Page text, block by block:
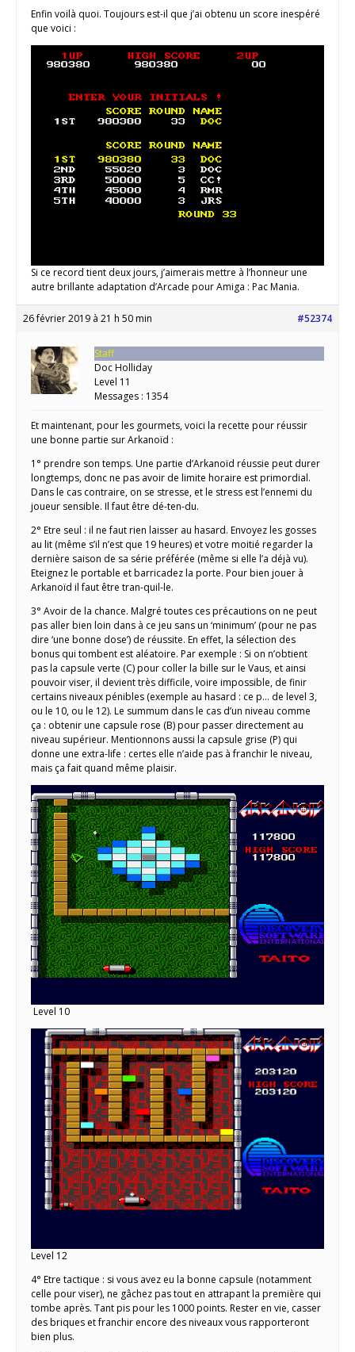
Enfin voilà quoi. Toujours est-il que j’ai obtenu un score inespéré
que voici :
Si ce record tient deux jours, j’aimerais mettre à l’honneur une
autre brillante adaptation d’Arcade pour Amiga : Pac Mania.
26 février 2019 à 21 h 50 min #52374
Staff
Doc Holliday
Level 11
Messages : 1354
Et maintenant, pour les gourmets, voici la recette pour réussir
une bonne partie sur Arkanoïd :
1° prendre son temps. Une partie d’Arkanoïd réussie peut durer
longtemps, donc ne pas avoir de limite horaire est primordial.
Dans le cas contraire, on se stresse, et le stress est l’ennemi du
joueur sensible. Il faut être dé-ten-du.
2° Etre seul : il ne faut rien laisser au hasard. Envoyez les gosses
au lit (même s’il n’est que 19 heures) et votre moitié regarder la
dernière saison de sa série préférée (même si elle l’a déjà vu).
Eteignez le portable et barricadez la porte. Pour bien jouer à
Arkanoïd il faut être tran-quil-le.
3° Avoir de la chance. Malgré toutes ces précautions on ne peut
pas aller bien loin dans à ce jeu sans un ‘minimum’ (pour ne pas
dire ‘une bonne dose’) de réussite. En effet, la sélection des
bonus qui tombent est aléatoire. Par exemple : Si on n’obtient
pas la capsule verte (C) pour coller la bille sur le Vaus, et ainsi
pouvoir viser, il devient très difficile, voire impossible, de finir
certains niveaux pénibles (exemple au hasard : ce p… de level 3,
ou le 10, ou le 12). Le summum dans le cas d’un niveau comme
ça : obtenir une capsule rose (B) pour passer directement au
niveau supérieur. Mentionnons aussi la capsule grise (P) qui
donne une extra-life : certes elle n’aide pas à franchir le niveau,
mais ça fait quand même plaisir.
Level 10
Level 12
4° Etre tactique : si vous avez eu la bonne capsule (notamment
celle pour viser), ne gâchez pas tout en attrapant la première qui
tombe après. Tant pis pour les 1000 points. Rester en vie, casser
des briques et franchir encore des niveaux vous rapporteront
bien plus.